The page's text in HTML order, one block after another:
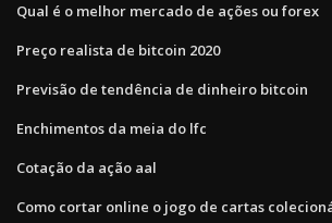
Qual é o melhor mercado de ações ou forex
Preço realista de bitcoin 2020
Previsão de tendência de dinheiro bitcoin
Enchimentos da meia do lfc
Cotação da ação aal
Como cortar online o jogo de cartas